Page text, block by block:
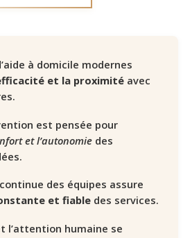
à domicile modernes
et la proximité avec
est pensée pour
et l’autonomie des
des équipes assure
et fiable des services.
l’attention humaine se